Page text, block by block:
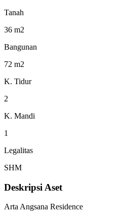
Tanah
36 m2
Bangunan
72 m2
K. Tidur
2
K. Mandi
1
Legalitas
SHM
Deskripsi Aset
Arta Angsana Residence